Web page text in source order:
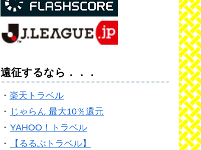
遠征するなら．．．
・ 楽天トラベル
・ じゃらん 最大10％還元
・ YAHOO！トラベル
・
【るるぶトラベル】